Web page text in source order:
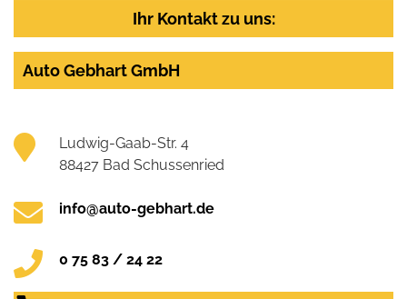
Ihr Kontakt zu uns:
Auto Gebhart GmbH
Ludwig-Gaab-Str. 4
88427 Bad Schussenried
info@auto-gebhart.de
0 75 83 / 24 22